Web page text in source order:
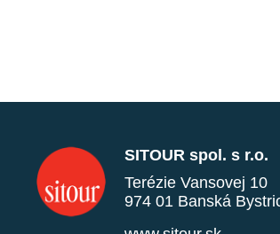
SITOUR spol. s r.o.
Terézie Vansovej 10
974 01 Banská